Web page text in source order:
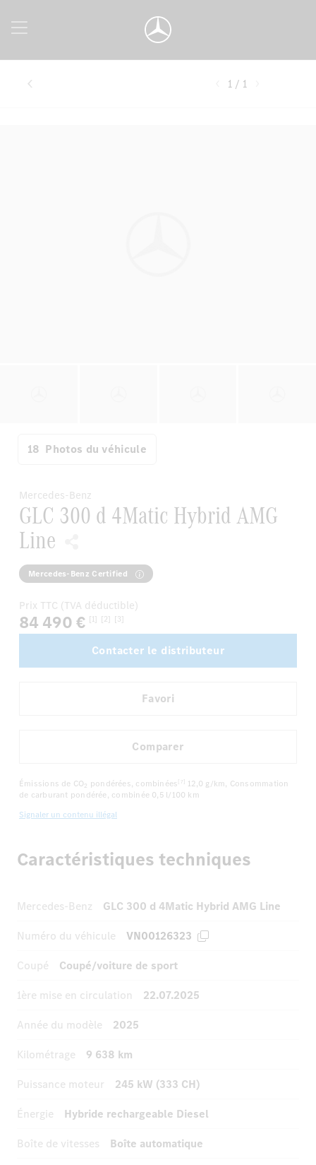
1 / 1
18 Photos du véhicule
Caractéristiques techniques
Mercedes-Benz
GLC 300 d 4Matic Hybrid AMG Line
Numéro du véhicule
VN00126323
Coupé
Coupé/voiture de sport
1ère mise en circulation
22.07.2025
Année du modèle
2025
Kilométrage
9 638 km
Puissance moteur
245 kW (333 CH)
Énergie
Hybride rechargeable Diesel
Boîte de vitesses
Boîte automatique
Mercedes-Benz
GLC 300 d 4Matic Hybrid AMG
Line
Mercedes-Benz Certified
Prix TTC (TVA déductible)
84 490 € [1] [2] [3]
Contacter le distributeur
Favori
Comparer
Émissions de CO2 pondérées, combinées [7] 12,0 g/km, Consommation
de carburant pondérée, combinée 0,5 l/100 km
Signaler un contenu illégal